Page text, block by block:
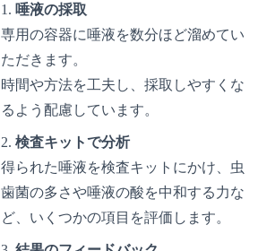
唾液の採取
専用の容器に唾液を数分ほど溜めてい
ただきます。
時間や方法を工夫し、採取しやすくな
るよう配慮しています。
検査キットで分析
得られた唾液を検査キットにかけ、虫
歯菌の多さや唾液の酸を中和する力な
ど、いくつかの項目を評価します。